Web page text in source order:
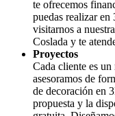
te ofrecemos
puedas realizar en
visitarnos a
Coslada y te
Proyectos
Cada cliente es
asesoramos de
de decoración en
propuesta y la